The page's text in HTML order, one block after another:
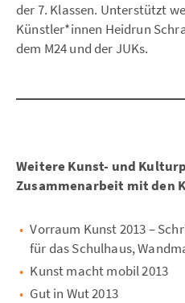
der 7. Klassen. Unterstützt
Künstler*innen Heidrun
dem M24 und der JUKs.
Weitere Kunst- und
Zusammenarbeit mit den
Vorraum Kunst 2013 –
für das Schulhaus,
Kunst macht mobil 2013
Gut in Wut 2013